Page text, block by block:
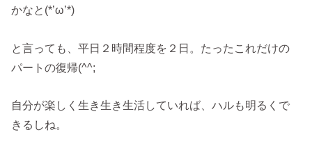
かなと(*’ω’*)
と言っても、平日２時間程度を２日。たったこれだけの
パートの復帰(^^;
自分が楽しく生き生き生活していれば、ハルも明るくで
きるしね。